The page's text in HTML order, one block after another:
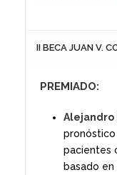
II BECA JUAN V.
PREMIADO:
Alejandro
pronóstico
pacientes
basado